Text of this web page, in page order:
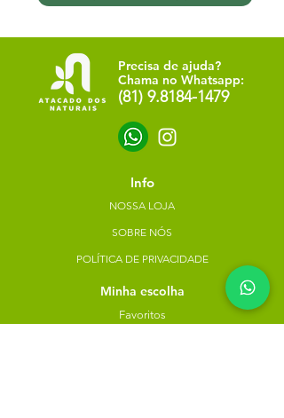
Precisa de ajuda?
Chama no Whatsapp:
(81) 9.8184-1479
Info
NOSSA LOJA
SOBRE NÓS
POLÍTICA DE PRIVACIDADE
Minha escolha
Favoritos